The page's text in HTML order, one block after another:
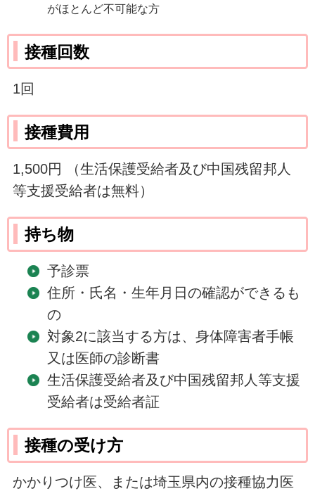
がほとんど不可能な方
接種回数
1回
接種費用
1,500円 （生活保護受給者及び中国残留邦人
等支援受給者は無料）
持ち物
予診票
住所・氏名・生年月日の確認ができるも
の
対象2に該当する方は、身体障害者手帳
又は医師の診断書
生活保護受給者及び中国残留邦人等支援
受給者は受給者証
接種の受け方
かかりつけ医、または埼玉県内の接種協力医